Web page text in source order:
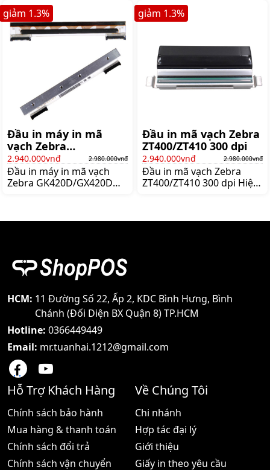
ĐÂY LÀ DÒNG MÁY QUÉT
KHÔNG DÂY 1D CHẤT
LƯỢNG NHẤT HIỆN NAY
TRÊN THỊ TRƯỜNG Hiện
tại Symbol đã mua lại
thương hiệu scanner của
Motorola và Zebra nên
hiện nay trên thị trường
thường đi kèm các
scanner sẽ có mặt 3 sản
phẩm của hãng này Zebra
là một
dụng máy in mã vạch
Zebra nhưng đầu in dùng
liên hệ shoppos chúng tôi
đơn vị chuyên cung cấp
lắp đặt và thay thế đầu in
nhiệt cho các dòng máy
Đầu in máy in mã
vạch Zebra
GK420D/GX420D 200
DPI
2.940.000vnđ 2.980.000vnđ
Đầu in máy in mã vạch
Zebra GK420D/GX420D
chúng tôi đơn vị chuyên
cung cấp lắp đặt và thay
dòng máy Zebra hiện nay
tại thị trường Việt Nam -
Cam kết
giảm 1.3%
Đầu in mã vạch Zebra
ZT400/ZT410 300 dpi
2.940.000vnđ 2.980.000vnđ
Đầu in mã vạch Zebra
ZT400/ZT410 300 dpi Hiện
Zebra hiện nay tại thị
trường Việt Nam - Cam
kết giá siêu
giảm 1.3%
HCM: 11 Đường Số 22, Ấp 2, KDC Bình Hưng, Bình
Chánh (Đối Diện BX Quận 8) TP.HCM
Hotline: 0366449449
Email: mr.tuanhai.1212@gmail.com
Hỗ Trợ Khách Hàng
Chính sách bảo hành
Mua hàng & thanh toán
Chính sách đổi trả
Chính sách vận chuyển
Về Chúng Tôi
Chi nhánh
Hợp tác đại lý
Giới thiệu
Giấy in theo yêu cầu